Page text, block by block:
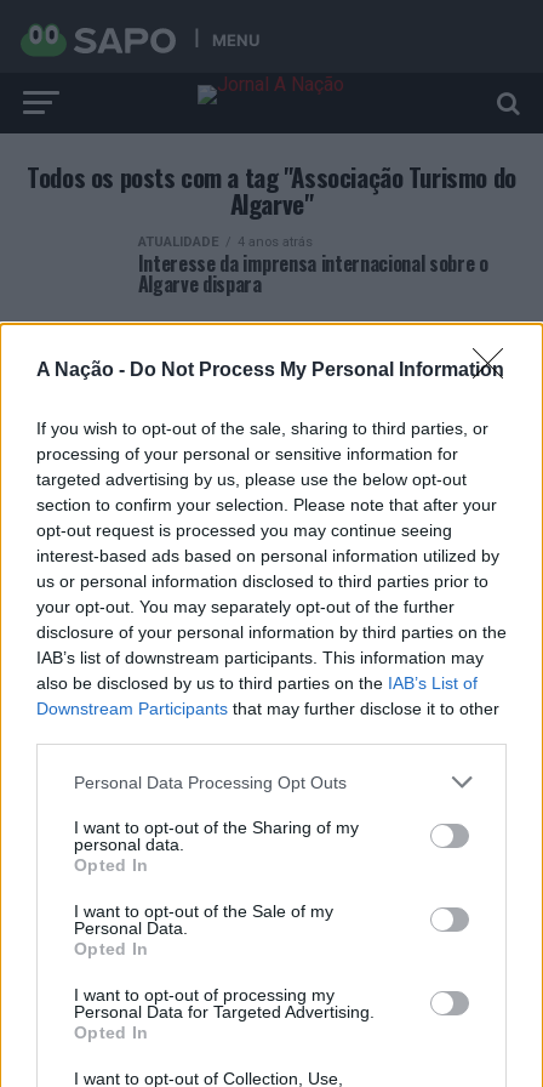
A Nação - Do Not Process My Personal Information
If you wish to opt-out of the sale, sharing to third parties, or
processing of your personal or sensitive information for
targeted advertising by us, please use the below opt-out
section to confirm your selection. Please note that after your
opt-out request is processed you may continue seeing
interest-based ads based on personal information utilized by
us or personal information disclosed to third parties prior to
your opt-out. You may separately opt-out of the further
disclosure of your personal information by third parties on the
IAB’s list of downstream participants. This information may
also be disclosed by us to third parties on the IAB’s List of
Downstream Participants that may further disclose it to other
Personal Data Processing Opt Outs
I want to opt-out of the Sharing of my
personal data.
Opted In
I want to opt-out of the Sale of my
Personal Data.
Opted In
I want to opt-out of processing my
Personal Data for Targeted Advertising.
Opted In
I want to opt-out of Collection, Use,
MENU
Todos os posts com a tag "Associação Turismo do
Algarve"
ATUALIDADE 4 anos atrás
Interesse da imprensa internacional sobre o
Algarve dispara
ARTIGOS RECENTES
Covilhã: Especialista aponta investimento estrangeiro e
valorização imobiliária como motores do crescimento da
Beira Interior
Rio de Janeiro: Governo do Estado propõe parceria com a
FUNCEX para “reforçar inteligência sobre comércio
exterior”
Esposende acolhe festival de kitesurf
Cinco projetos de Cascais finalistas em iniciativa europeia
EMEC celebra a conclusão de mais um Curso de
Educação e Formação de Adultos na Escola de Tecnologia